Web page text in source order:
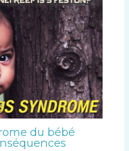
du bébé